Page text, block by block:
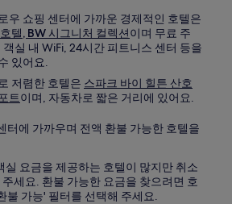
우 쇼핑 센터에 가까운 경제적인 호텔은
텔, BW 시그니처 컬렉션이며 무료 주
객실 내 WiFi, 24시간 피트니스 센터 등을
있어요.
저렴한 호텔은 스파크 바이 힐튼 산호
트이며, 자동차로 짧은 거리에 있어요.
터에 가까우며 전액 환불 가능한 호텔을
실 요금을 제공하는 호텔이 많지만 취소
세요. 환불 가능한 요금을 찾으려면 호
불 가능' 필터를 선택해 주세요.